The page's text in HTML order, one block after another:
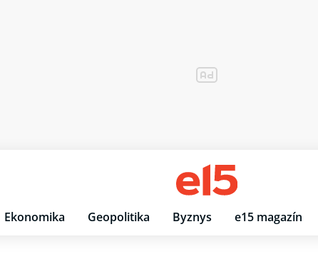
Ekonomika Geopolitika Byznys e15 magazín